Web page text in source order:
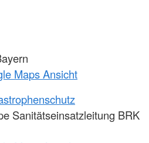
Maps Ansicht
Sanitätseinsatzleitung BRK